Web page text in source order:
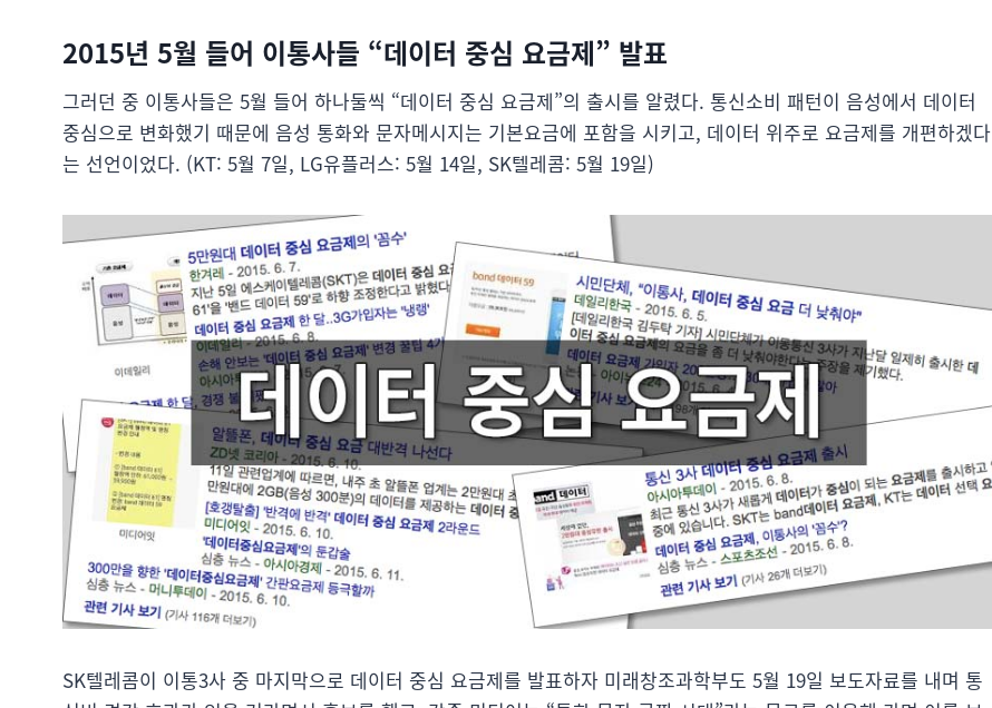
2015년 5월 들어 이통사들 “데이터 중심 요금제” 발표
그러던 중 이통사들은 5월 들어 하나둘씩 “데이터 중심 요금제”의 출시를 알렸다. 통신소비 패턴이 음성에서 데이터
중심으로 변화했기 때문에 음성 통화와 문자메시지는 기본요금에 포함을 시키고, 데이터 위주로 요금제를 개편하겠다
는 선언이었다. (KT: 5월 7일, LG유플러스: 5월 14일, SK텔레콤: 5월 19일)
SK텔레콤이 이통3사 중 마지막으로 데이터 중심 요금제를 발표하자 미래창조과학부도 5월 19일 보도자료를 내며 통